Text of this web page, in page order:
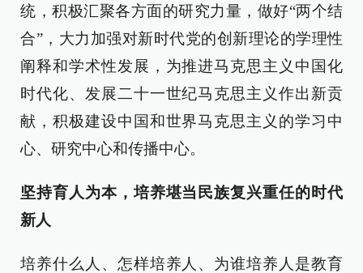
统，积极汇聚各方面的研究力量，做好“两个结
合”，大力加强对新时代党的创新理论的学理性
阐释和学术性发展，为推进马克思主义中国化
时代化、发展二十一世纪马克思主义作出新贡
献，积极建设中国和世界马克思主义的学习中
心、研究中心和传播中心。
坚持育人为本，培养堪当民族复兴重任的时代
新人
培养什么人、怎样培养人、为谁培养人是教育